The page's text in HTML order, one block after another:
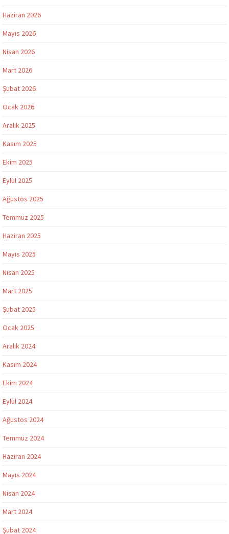
Haziran 2026
Mayıs 2026
Nisan 2026
Mart 2026
Şubat 2026
Ocak 2026
Aralık 2025
Kasım 2025
Ekim 2025
Eylül 2025
Ağustos 2025
Temmuz 2025
Haziran 2025
Mayıs 2025
Nisan 2025
Mart 2025
Şubat 2025
Ocak 2025
Aralık 2024
Kasım 2024
Ekim 2024
Eylül 2024
Ağustos 2024
Temmuz 2024
Haziran 2024
Mayıs 2024
Nisan 2024
Mart 2024
Şubat 2024